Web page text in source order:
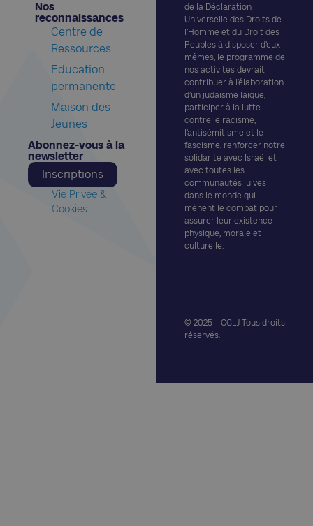
de la Déclaration
Universelle des Droits de
l’Homme et du Droit des
Peuples à disposer d’eux-
mêmes, le programme de
nos activités devrait
contribuer à l’élaboration
d’un judaïsme laïque,
participer à la lutte
contre le racisme,
l’antisémitisme et le
fascisme, renforcer notre
solidarité avec Israël et
avec toutes les
communautés juives
dans le monde qui
mènent le combat pour
assurer leur existence
physique, morale et
culturelle.
© 2025 – CCLJ Tous droits
réservés.
Nos
reconnaissances​
Centre de
Ressources
Education
permanente
Maison des
Jeunes
Abonnez-vous à la
newsletter​
Inscriptions
Vie Privée &
Cookies